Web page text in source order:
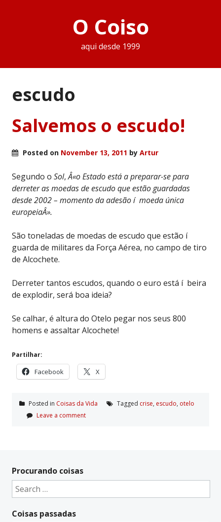
O Coiso
aqui desde 1999
escudo
Salvemos o escudo!
Posted on November 13, 2011 by Artur
Segundo o Sol,Â«o Estado está a preparar-se para
derreter as moedas de escudo que estão guardadas
desde 2002 – momento da adesão í moeda única
europeiaÂ».
São toneladas de moedas de escudo que estão í
guarda de militares da Força Aérea, no campo de tiro
de Alcochete.
Derreter tantos escudos, quando o euro está í beira
de explodir, será boa ideia?
Se calhar, é altura do Otelo pegar nos seus 800
homens e assaltar Alcochete!
Partilhar:
Facebook X
Posted in Coisas da Vida Tagged crise, escudo, otelo
Leave a comment
Procurando coisas
Search
for:
Coisas passadas